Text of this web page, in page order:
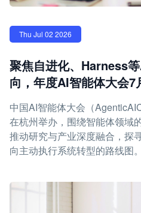
Thu Jul 02 2026
聚焦自进化、Harness
向，年度AI智能体大会7
中国AI智能体大会（
在杭州举办，围绕智能体领域
推动研究与产业深度融合，探
向主动执行系统转型的路线图。